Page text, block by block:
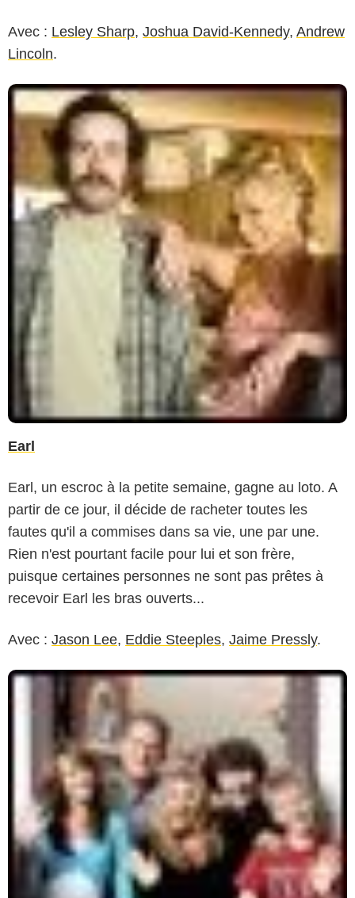
Avec : Lesley Sharp, Joshua David-Kennedy, Andrew
Lincoln.
Earl
Earl, un escroc à la petite semaine, gagne au loto. A
partir de ce jour, il décide de racheter toutes les
fautes qu'il a commises dans sa vie, une par une.
Rien n'est pourtant facile pour lui et son frère,
puisque certaines personnes ne sont pas prêtes à
recevoir Earl les bras ouverts...
Avec : Jason Lee, Eddie Steeples, Jaime Pressly.